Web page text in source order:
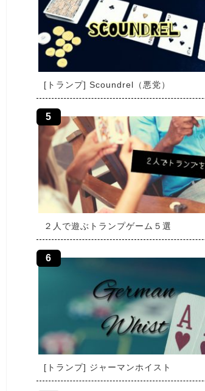
[トランプ] Scoundrel（悪党）
２人で遊ぶトランプゲーム５選
[トランプ] ジャーマンホイスト